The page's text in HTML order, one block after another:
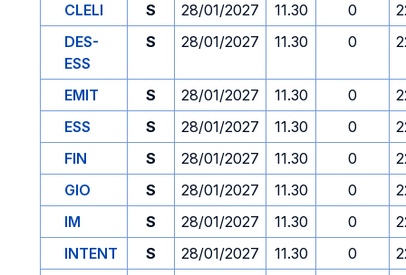
CLELI
S 28/01/2027 11.30 0
DES-
ESS
S 28/01/2027 11.30 0
EMIT S 28/01/2027 11.30 0
ESS
S 28/01/2027 11.30 0
FIN
S 28/01/2027 11.30 0
GIO
S 28/01/2027 11.30 0
IM
S 28/01/2027 11.30 0
INTENT
S 28/01/2027 11.30 0